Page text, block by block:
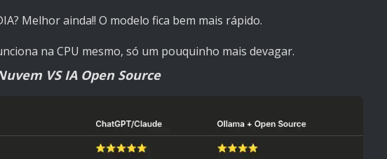
Melhor ainda!! O modelo fica bem mais rápido.
na CPU mesmo, só um pouquinho mais devagar.
VS IA Open Source